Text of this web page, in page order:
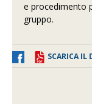
e procedimento
gruppo.
SCARICA IL